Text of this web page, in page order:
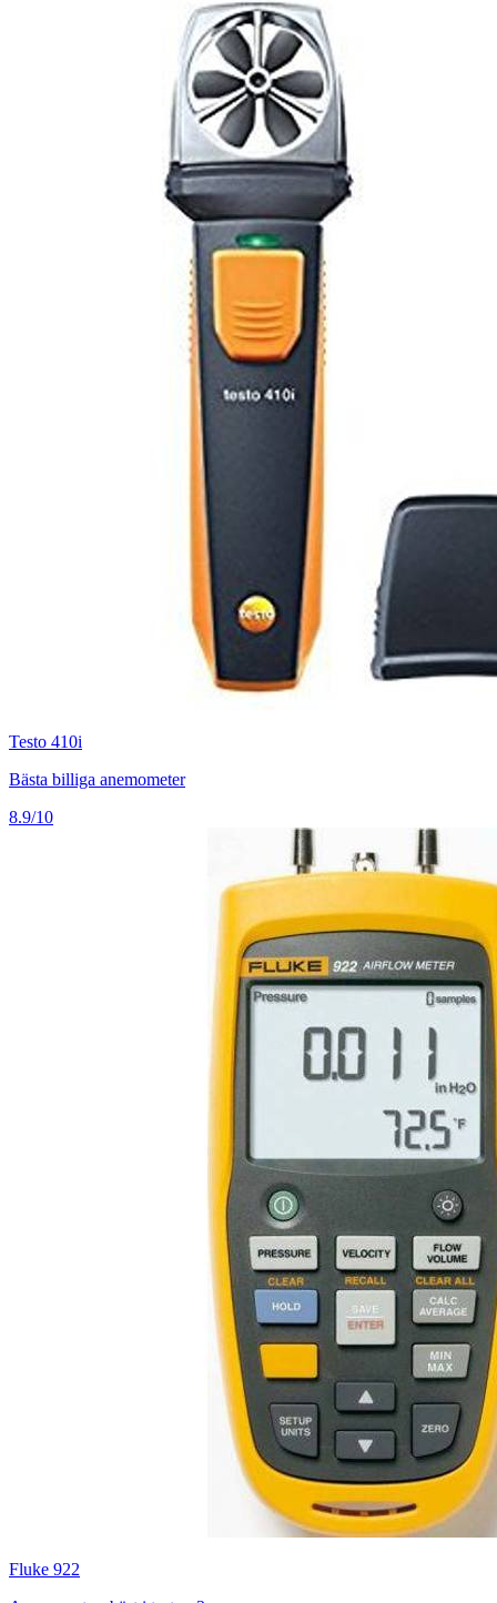
Testo 410i
Bästa billiga anemometer
8.9/10
Fluke 922